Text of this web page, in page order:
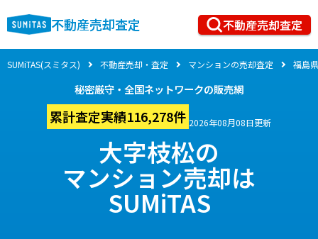
不動産売却査定 不動産売却査定
SUMiTAS(スミタス) 不動産売却・査定 マンションの売却査定 福島県
秘密厳守・全国ネットワークの販売網
累計査定実績116,278件 2026年08月08日更新
大字枝松の
マンション売却は
SUMiTAS